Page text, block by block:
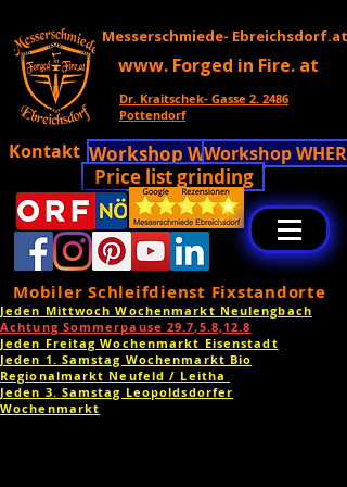
Messerschmiede- Ebreichsdorf.at
www. Forged in Fire. at
Dr. Kraitschek- Gasse 2. 2486
Pottendorf
Kontakt Workshop WHERE!!
Workshop
Price list grinding
Mobiler Schleifdienst Fixstandorte
Jeden Mittwoch Wochenmarkt Neulengbach
Achtung Sommerpause 29.7,5.8,12.8
Jeden Freitag Wochenmarkt Eisenstadt
Jeden 1. Samstag Wochenmarkt Bio
Regionalmarkt Neufeld / Leitha
Jeden 3. Samstag Leopoldsdorfer
Wochenmarkt